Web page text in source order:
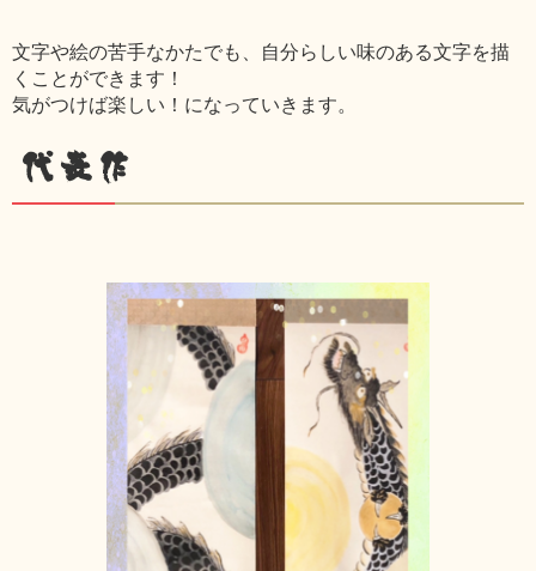
文字や絵の苦手なかたでも、自分らしい味のある文字を描
くことができます！
気がつけば楽しい！になっていきます。
代表作